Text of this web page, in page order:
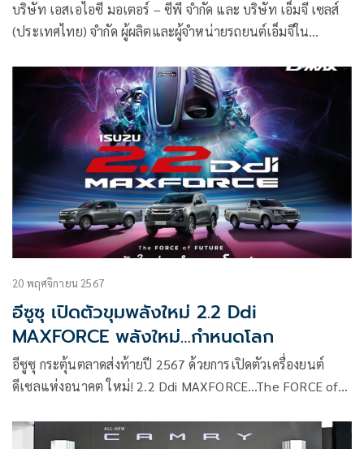
บริษัท เอสเอไอซี มอเตอร์ – ซีพี จำกัด และ บริษัท เอ็มจี เซลส์
(ประเทศไทย) จำกัด ผู้ผลิตและผู้จำหน่ายรถยนต์เอ็มจีใน
20 พฤศจิกายน 2567
อีซูซุ เปิดตัวขุมพลังใหม่ 2.2 Ddi
MAXFORCE พลังใหม่…กำหนดโลก
อีซูซุ กระตุ้นตลาดส่งท้ายปี 2567 ด้วยการเปิดตัวเครื่องยนต์
ดีเซลแห่งอนาคต ใหม่! 2.2 Ddi MAXFORCE…The FORCE of